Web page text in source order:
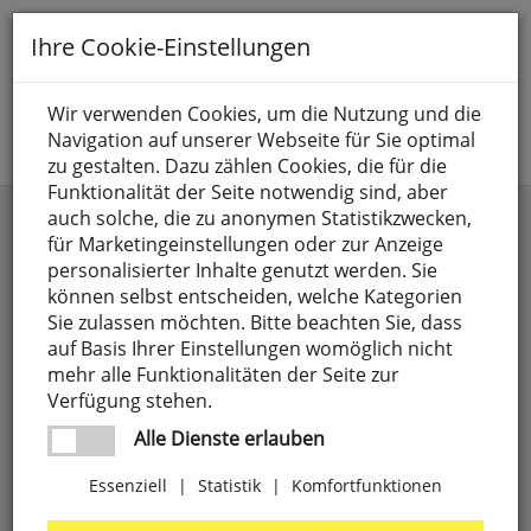
Toggle
Suche nach
Jetzt anmelden
Klebe- und Dichtmaterial
Ihre Cookie-Einstellungen
Wir verwenden Cookies, um die Nutzung und die
Navigation auf unserer Webseite für Sie optimal
zu gestalten. Dazu zählen Cookies, die für die
Funktionalität der Seite notwendig sind, aber
auch solche, die zu anonymen Statistikzwecken,
für Marketingeinstellungen oder zur Anzeige
personalisierter Inhalte genutzt werden. Sie
können selbst entscheiden, welche Kategorien
Sie zulassen möchten. Bitte beachten Sie, dass
auf Basis Ihrer Einstellungen womöglich nicht
mehr alle Funktionalitäten der Seite zur
Verfügung stehen.
Alle Dienste erlauben
Essenziell | Statistik | Komfortfunktionen